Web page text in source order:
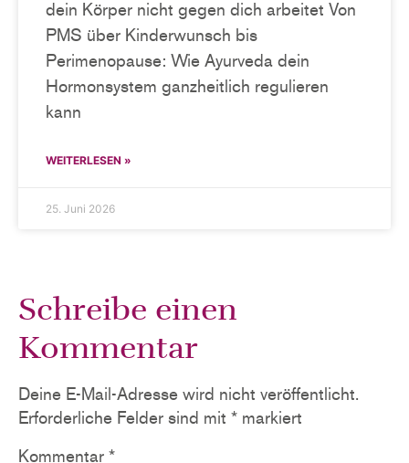
dein Körper nicht gegen dich arbeitet Von
PMS über Kinderwunsch bis
Perimenopause: Wie Ayurveda dein
Hormonsystem ganzheitlich regulieren
kann
WEITERLESEN »
25. Juni 2026
Schreibe einen
Kommentar
Deine E-Mail-Adresse wird nicht veröffentlicht.
Erforderliche Felder sind mit * markiert
Kommentar *